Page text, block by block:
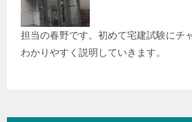
担当の春野です。初めて宅建試験にチ
わかりやすく説明していきます。